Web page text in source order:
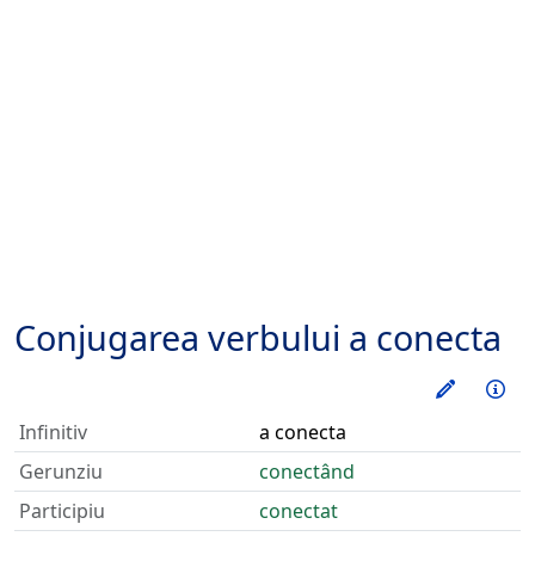
Conjugarea verbului a conecta
Infinitiv
a conecta
Gerunziu
conectând
Participiu
conectat